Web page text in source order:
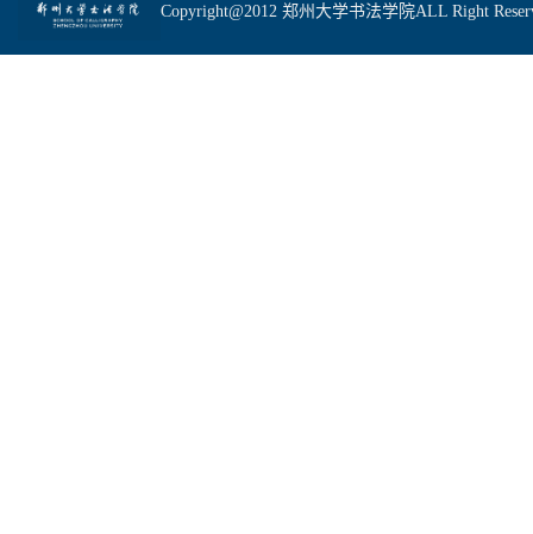
Copyright@2012 郑州大学书法学院ALL Right